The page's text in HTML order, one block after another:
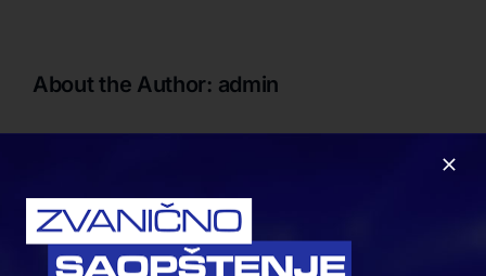
About the Author: admin